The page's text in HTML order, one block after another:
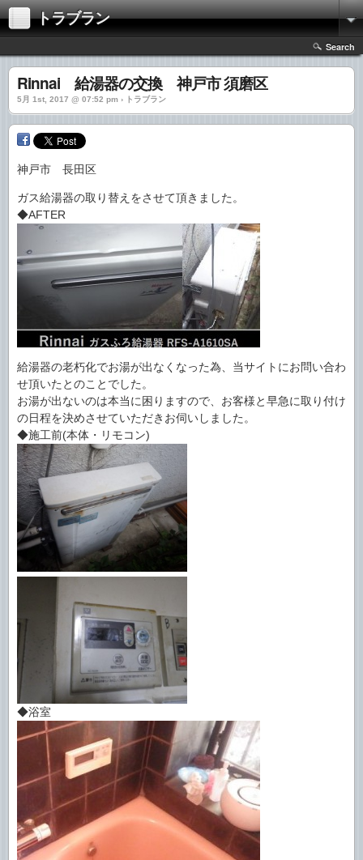
トラブラン
Search
Rinnai 給湯器の交換 神戸市 須磨区
5月 1st, 2017 @ 07:52 pm › トラブラン
神戸市 長田区
ガス給湯器の取り替えをさせて頂きました。
◆AFTER
給湯器の老朽化でお湯が出なくなった為、当サイトにお問い合わ
せ頂いたとのことでした。
お湯が出ないのは本当に困りますので、お客様と早急に取り付け
の日程を決めさせていただきお伺いしました。
◆施工前(本体・リモコン)
◆浴室